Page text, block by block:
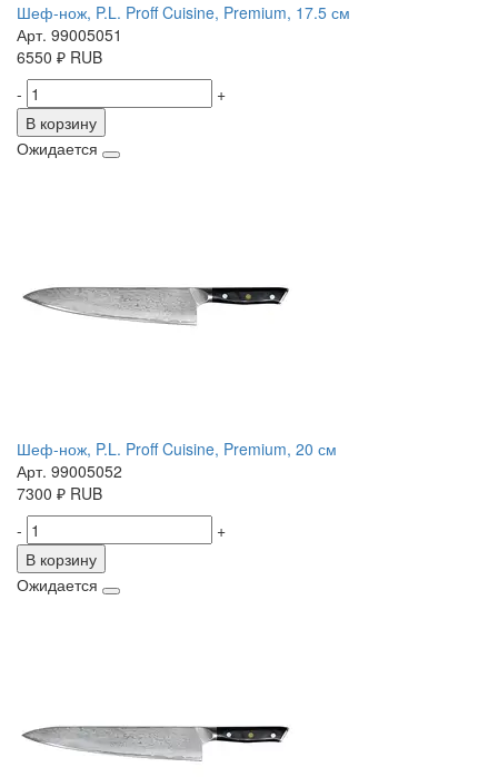
Шеф-нож, P.L. Proff Cuisine, Premium, 17.5 см
Арт. 99005051
6550 ₽ RUB
-
+
В корзину
Ожидается
Шеф-нож, P.L. Proff Cuisine, Premium, 20 см
Арт. 99005052
7300 ₽ RUB
-
+
В корзину
Ожидается